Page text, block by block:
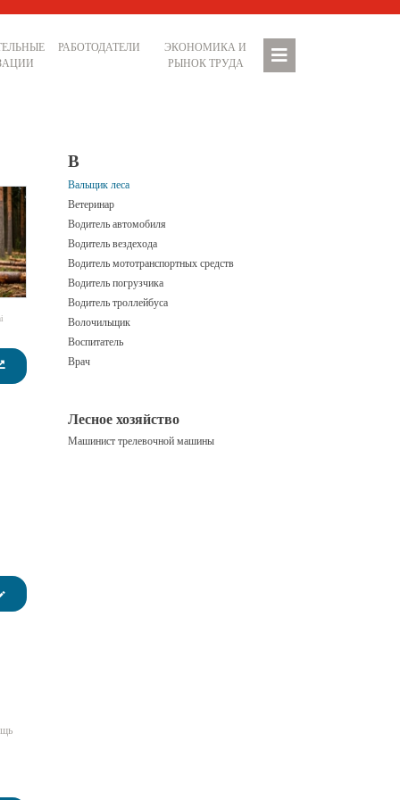
РАБОТОДАТЕЛИ
ЭКОНОМИКА И
РЫНОК ТРУДА
В
Вальщик леса
Ветеринар
Водитель автомобиля
Водитель вездехода
Водитель мототранспортных средств
Водитель погрузчика
Водитель троллейбуса
Волочильщик
Воспитатель
Врач
Лесное хозяйство
Машинист трелевочной машины